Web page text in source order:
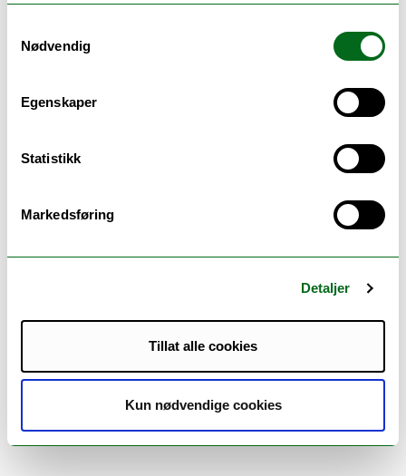
Nødvendig
Egenskaper
Statistikk
Markedsføring
Detaljer
Tillat alle cookies
Kun nødvendige cookies
ENGLISH:
Date:22 April 2026 (13:00–14:30)
Target Audience:Public
One and a half hours
Registration Limit:None
Application deadline: 21 April 2026